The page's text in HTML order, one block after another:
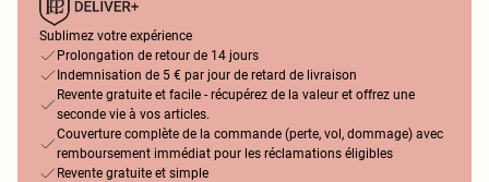
Sublimez votre expérience
Prolongation de retour de 14 jours
Indemnisation de 5 € par jour de retard de livraison
Revente gratuite et facile - récupérez de la valeur et offrez une
seconde vie à vos articles.
Couverture complète de la commande (perte, vol, dommage) avec
remboursement immédiat pour les réclamations éligibles
Revente gratuite et simple